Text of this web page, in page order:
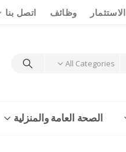
الاستثمار وظائف اتصل بنا
All Categories
الصحة العامة والمنزلية